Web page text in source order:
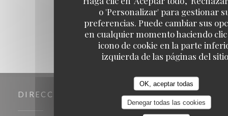
o 'Personalizar' para gestionar
preferencias. Puede cambiar sus
en cualquier momento haciendo
icono de cookie en la parte
izquierda de las páginas del
OK, aceptar todas
Denegar todas las cookies
DIRECCIÓN